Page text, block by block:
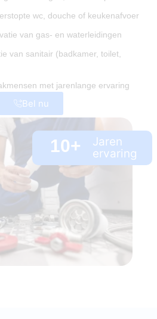
wc, douche of keukenafvoer
van gas- en waterleidingen
van sanitair (badkamer, toilet,
met jarenlange ervaring
Bel nu
Jaren
ervaring
10+